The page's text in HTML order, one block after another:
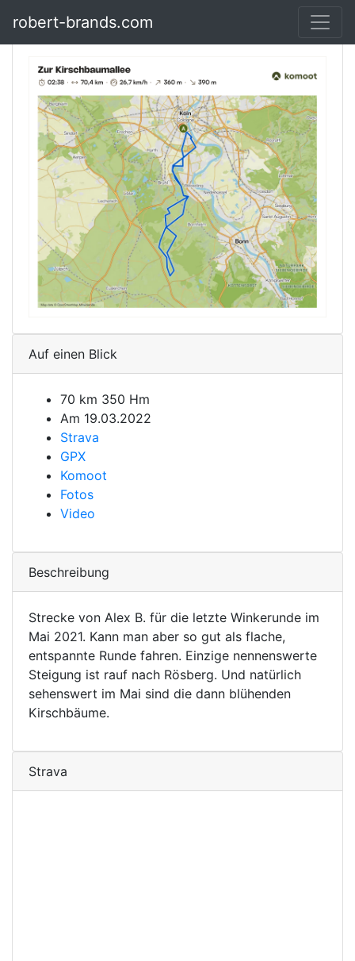
robert-brands.com
Auf einen Blick
70 km 350 Hm
Am 19.03.2022
Strava
GPX
Komoot
Fotos
Video
Beschreibung
Strecke von Alex B. für die letzte Winkerunde im
Mai 2021. Kann man aber so gut als flache,
entspannte Runde fahren. Einzige nennenswerte
Steigung ist rauf nach Rösberg. Und natürlich
sehenswert im Mai sind die dann blühenden
Kirschbäume.
Strava